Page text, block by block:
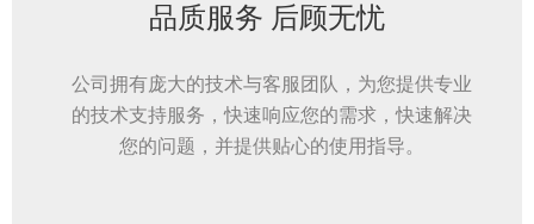
品质服务 后顾无忧
公司拥有庞大的技术与客服团队，为您提供专业
的技术支持服务，快速响应您的需求，快速解决
您的问题，并提供贴心的使用指导。